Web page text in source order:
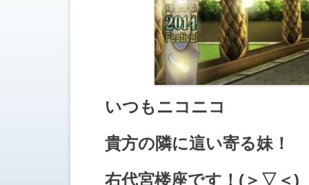
いつもニコニコ
貴方の隣に這い寄る妹！
右代宮楼座です！(＞▽＜)